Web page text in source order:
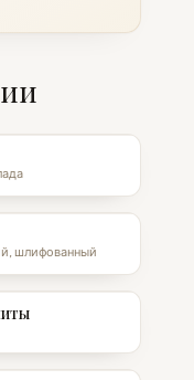
шлифованный